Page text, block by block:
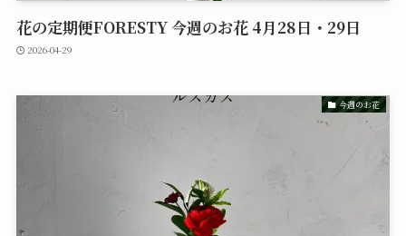
花の定期便FORESTY 今週のお花 4月28日・29日
2026-04-29
今週のお花